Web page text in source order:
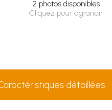
2 photos disponibles
Cliquez pour agrandir
détaillées